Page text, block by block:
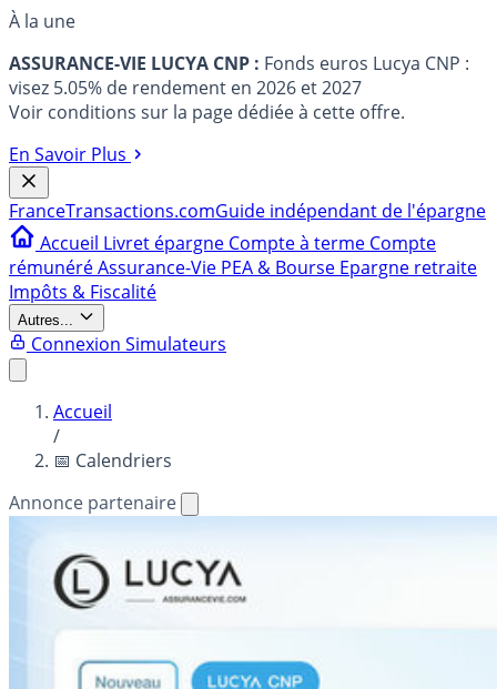
À la une
ASSURANCE-VIE LUCYA CNP : Fonds euros Lucya CNP :
visez 5.05% de rendement en 2026 et 2027
Voir conditions sur la page dédiée à cette offre.
En Savoir Plus
FranceTransactions.comGuide indépendant de l'épargne
Accueil Livret épargne Compte à terme Compte
rémunéréAssurance-Vie PEA & Bourse Epargne retraite
Impôts & Fiscalité
Autres...
Connexion Simulateurs
Accueil
/
📅 Calendriers
Annonce partenaire